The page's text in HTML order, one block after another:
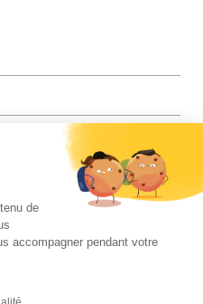
de
accompagner pendant votre